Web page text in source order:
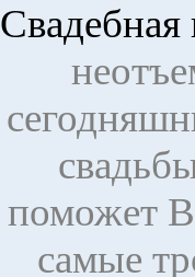
Свадебная
поможет
самые